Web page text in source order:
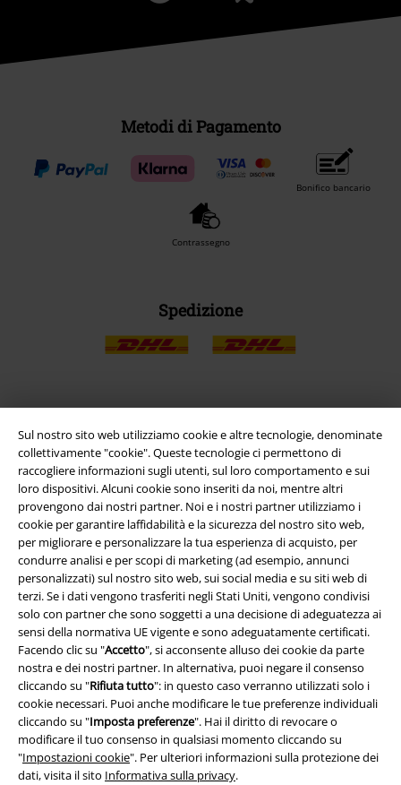
Sul nostro sito web utilizziamo cookie e altre tecnologie, denominate
collettivamente "cookie". Queste tecnologie ci permettono di
raccogliere informazioni sugli utenti, sul loro comportamento e sui
loro dispositivi. Alcuni cookie sono inseriti da noi, mentre altri
provengono dai nostri partner. Noi e i nostri partner utilizziamo i
cookie per garantire laffidabilità e la sicurezza del nostro sito web,
per migliorare e personalizzare la tua esperienza di acquisto, per
condurre analisi e per scopi di marketing (ad esempio, annunci
personalizzati) sul nostro sito web, sui social media e su siti web di
terzi. Se i dati vengono trasferiti negli Stati Uniti, vengono condivisi
solo con partner che sono soggetti a una decisione di adeguatezza ai
sensi della normativa UE vigente e sono adeguatamente certificati.
Facendo clic su "Accetto", si acconsente alluso dei cookie da parte
nostra e dei nostri partner. In alternativa, puoi negare il consenso
cliccando su "Rifiuta tutto": in questo caso verranno utilizzati solo i
cookie necessari. Puoi anche modificare le tue preferenze individuali
cliccando su "Imposta preferenze". Hai il diritto di revocare o
modificare il tuo consenso in qualsiasi momento cliccando su
"Impostazioni cookie". Per ulteriori informazioni sulla protezione dei
dati, visita il sito Informativa sulla privacy.
Metodi di Pagamento
Bonifico bancario
Contrassegno
Spedizione
Scarica la nuova app di EMP!
A Warner Music Group Company